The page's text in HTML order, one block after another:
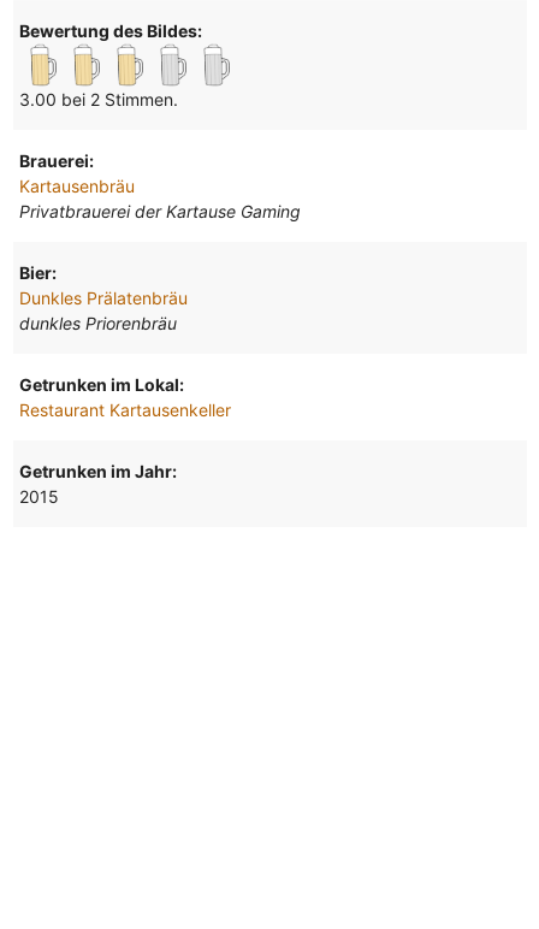
Bewertung des Bildes:
3.00 bei 2 Stimmen.
Brauerei:
Kartausenbräu
Privatbrauerei der Kartause Gaming
Bier:
Dunkles Prälatenbräu
dunkles Priorenbräu
Getrunken im Lokal:
Restaurant Kartausenkeller
Getrunken im Jahr:
2015